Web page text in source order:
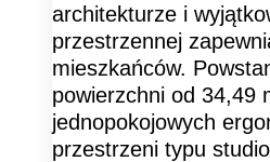
architekturze i
przestrzennej
mieszkańców.
powierzchni od 34,49
jednopokojowych
przestrzeni typu